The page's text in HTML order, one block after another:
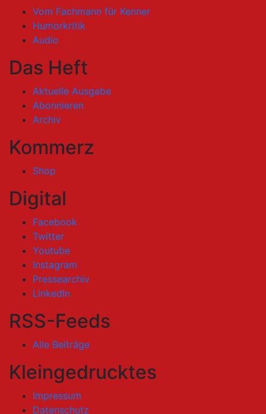
Vom Fachmann für Kenner
Humorkritik
Audio
Das Heft
Aktuelle Ausgabe
Abonnieren
Archiv
Kommerz
Shop
Digital
Facebook
Twitter
Youtube
Instagram
Pressearchiv
LinkedIn
RSS-Feeds
Alle Beiträge
Kleingedrucktes
Impressum
Datenschutz